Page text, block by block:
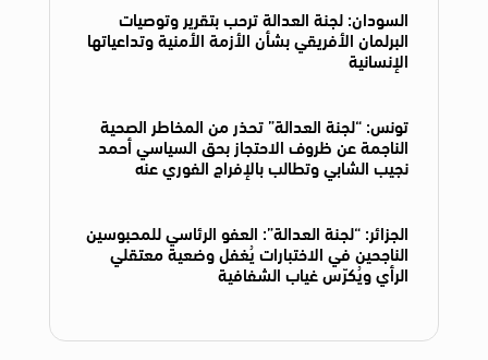
السودان: لجنة العدالة ترحب بتقرير وتوصيات
البرلمان الأفريقي بشأن الأزمة الأمنية وتداعياتها
الإنسانية
تونس: “لجنة العدالة” تحذر من المخاطر الصحية
الناجمة عن ظروف الاحتجاز بحق السياسي أحمد
نجيب الشابي وتطالب بالإفراج الفوري عنه
الجزائر: “لجنة العدالة”: العفو الرئاسي للمحبوسين
الناجحين في الاختبارات يُغفل وضعية معتقلي
الرأي ويُكرّس غياب الشفافية